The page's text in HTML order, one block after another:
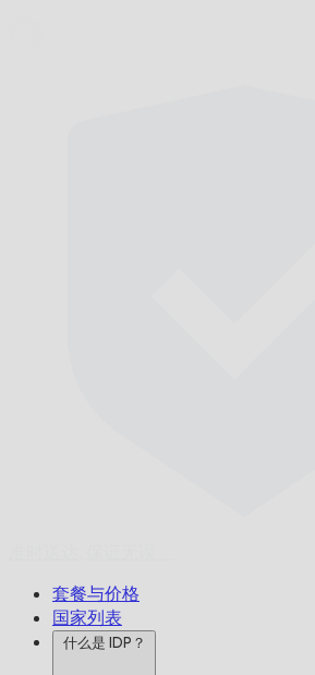
套餐与价格
国家列表
什么是 IDP？